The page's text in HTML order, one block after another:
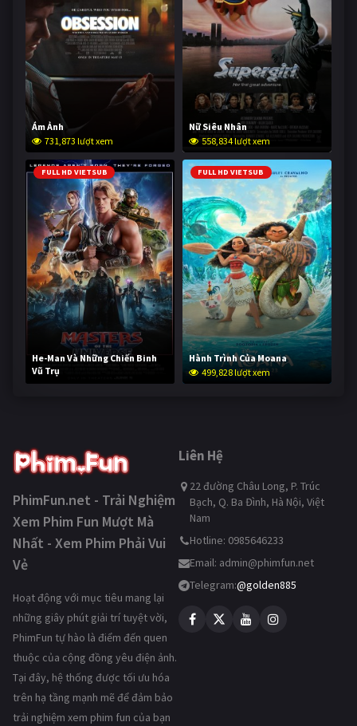
Ám Ảnh
731,873 lượt xem
Nữ Siêu Nhân
558,834 lượt xem
FULL HD VIETSUB
He-Man Và Những Chiến Binh
Vũ Trụ
249,282 lượt xem
FULL HD VIETSUB
Hành Trình Của Moana
499,828 lượt xem
PhimFun.net - Trải Nghiệm
Xem Phim Fun Mượt Mà
Nhất - Xem Phim Phải Vui
Vẻ
Hoạt động với mục tiêu mang lại
những giây phút giải trí tuyệt vời,
PhimFun tự hào là điểm đến quen
thuộc của cộng đồng yêu điện ảnh.
Tại đây, hệ thống được tối ưu hóa
trên hạ tầng mạnh mẽ để đảm bảo
trải nghiệm xem phim fun của bạn
Liên Hệ
22 đường Châu Long, P. Trúc
Bạch, Q. Ba Đình, Hà Nội, Việt
Nam
Hotline: 0985646233
Email: admin@phimfun.net
Telegram:@golden885